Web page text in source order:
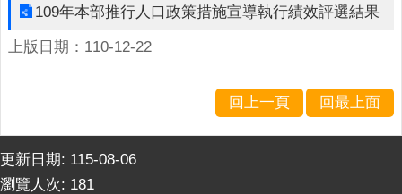
主
專
交
流
109年本部推行人口政策措施宣導執行績效評選結果
上版日期：110-12-22
回上一頁 回最上面
更新日期: 115-08-06
瀏覽人次: 181